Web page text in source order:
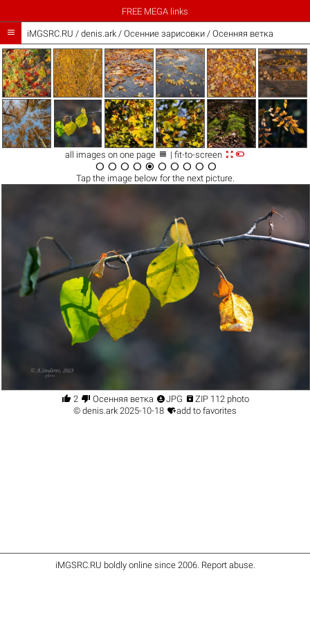
FREE MEGA links
 iMGSRC.RU / denis.ark/ Осенние зарисовки / Осенняя ветка
all images on one page  | fit-to-screen 
         
Tap the imagebelow for the next picture.
 2  Осенняя ветка JPG  ZIP 112 photo
© denis.ark 2025-10-18 add to favorites
iMGSRC.RU boldly online since 2006. Report abuse.